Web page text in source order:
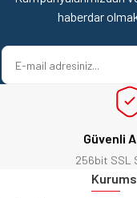
haberdar
Güvenli
256bit SSL